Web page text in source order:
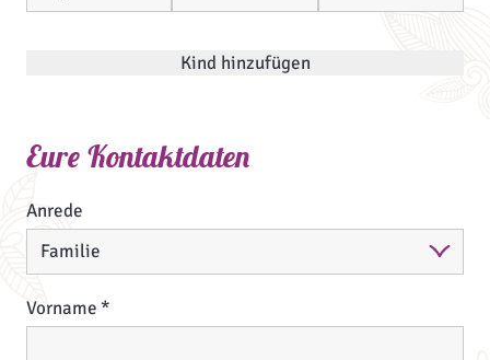
Kind hinzufügen
Eure Kontaktdaten
Anrede
Vorname